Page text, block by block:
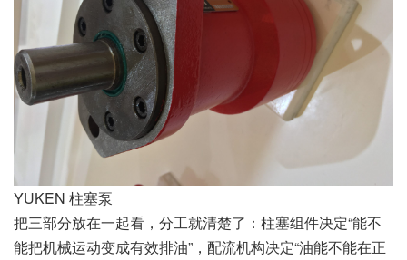
YUKEN 柱塞泵
把三部分放在一起看，分工就清楚了：柱塞组件决定“能不
能把机械运动变成有效排油”，配流机构决定“油能不能在正